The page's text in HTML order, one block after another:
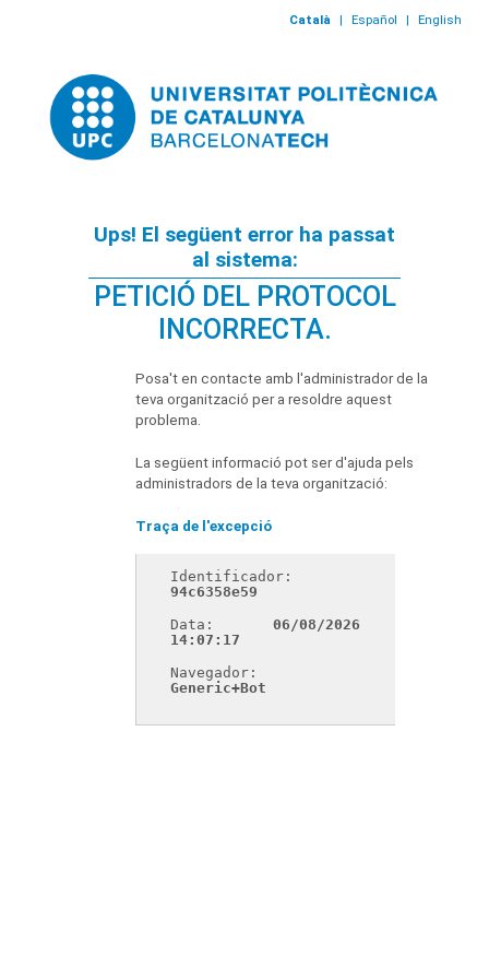
Català | Español | English
Ups! El següent error ha passat
al sistema:
PETICIÓ DEL PROTOCOL
INCORRECTA.
Posa't en contacte amb l'administrador de la
teva organització per a resoldre aquest
problema.
La següent informació pot ser d'ajuda pels
administradors de la teva organització:
Traça de l'excepció
94c6358e59
Data:
06/08/2026
14:07:17
Generic+Bot